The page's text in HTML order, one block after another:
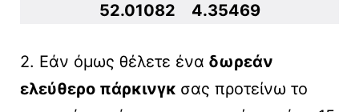
52.01082 4.35469
2. Εάν όμως θέλετε ένα δωρεάν
ελεύθερο πάρκινγκ σας προτείνω το